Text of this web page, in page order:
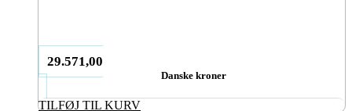
29.571,00
Danske kroner
TILFØJ TIL KURV